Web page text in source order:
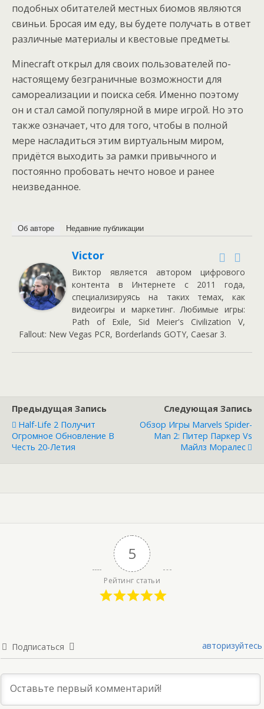
подобных обитателей местных биомов являются
свиньи. Бросая им еду, вы будете получать в ответ
различные материалы и квестовые предметы.
Minecraft открыл для своих пользователей по-
настоящему безграничные возможности для
самореализации и поиска себя. Именно поэтому
он и стал самой популярной в мире игрой. Но это
также означает, что для того, чтобы в полной
мере насладиться этим виртуальным миром,
придётся выходить за рамки привычного и
постоянно пробовать нечто новое и ранее
неизведанное.
Об авторе Недавние публикации
Victor
Виктор является автором цифрового
контента в Интернете с 2011 года,
специализируясь на таких темах, как
видеоигры и маркетинг. Любимые игры:
Path of Exile, Sid Meier's Civilization V,
Fallout: New Vegas PCR, Borderlands GOTY, Caesar 3.
Предыдущая Запись
Half-Life 2 Получит
Огромное Обновление В
Честь 20-Летия
Следующая Запись
Обзор Игры Marvels Spider-
Man 2: Питер Паркер Vs
Майлз Моралес
5
Рейтинг статьи
Подписаться авторизуйтесь